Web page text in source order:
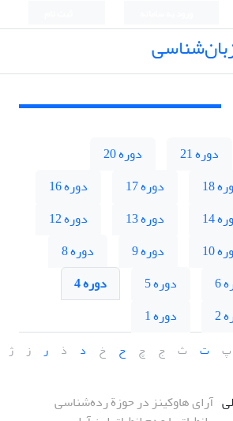
دوره 21
دوره 20
18 دوره 17
دوره 16
14 دوره 13
دوره 12
10 دوره 9
دوره 8
6 دوره 5
دوره 4
2 دوره 1
پ ت ث ج چ ح خ د ذ ر ز ژ
آرای هاوکینز در حوزة رده‌شناسی